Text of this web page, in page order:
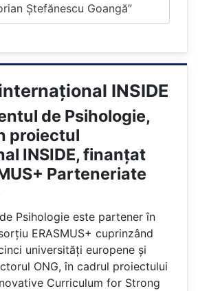
Ștefănescu Goangă”
INSIDE
de Psihologie,
proiectul
INSIDE, finanțat
Parteneriate
Psihologie este partener în
ERASMUS+ cuprinzând
universități europene și
ONG, în cadrul proiectului
Curriculum for Strong